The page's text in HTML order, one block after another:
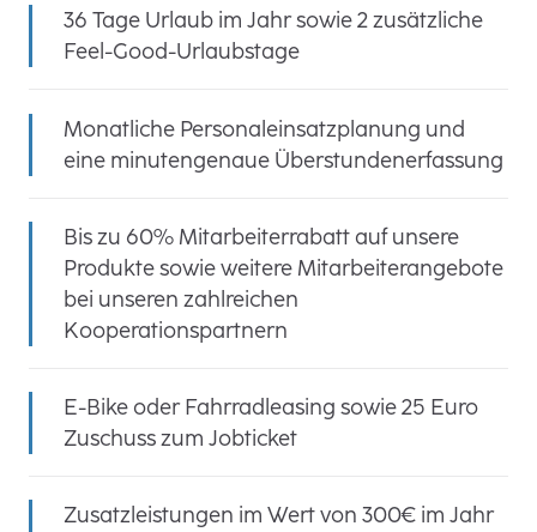
36 Tage Urlaub im Jahr sowie 2 zusätzliche
Feel-Good-Urlaubstage
Monatliche Personaleinsatzplanung und
eine minutengenaue Überstundenerfassung
Bis zu 60% Mitarbeiterrabatt auf unsere
Produkte sowie weitere Mitarbeiterangebote
bei unseren zahlreichen
Kooperationspartnern
E-Bike oder Fahrradleasing sowie 25 Euro
Zuschuss zum Jobticket
Zusatzleistungen im Wert von 300€ im Jahr